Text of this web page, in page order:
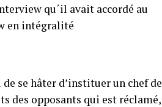
qu´il avait accordé au
en intégralité
se hâter d’instituer un chef de
des opposants qui est réclamé,